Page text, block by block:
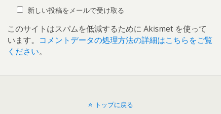
新しい投稿をメールで受け取る
このサイトはスパムを低減するために Akismet を使って
います。 コメントデータの処理方法の詳細はこちらをご覧
ください。
トップに戻る